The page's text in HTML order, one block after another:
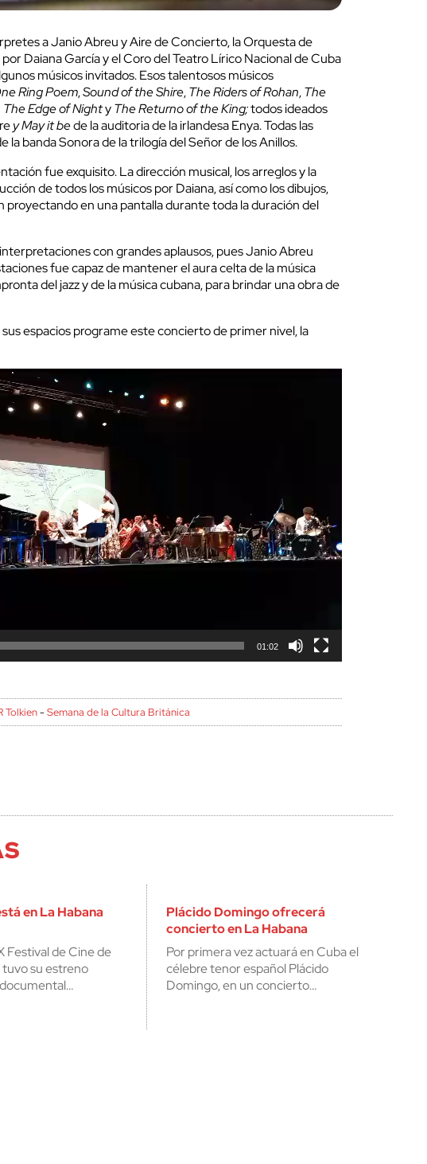
cerrar
a Janio Abreu y Aire de Concierto, la Orquesta de
Daiana García y el Coro del Teatro Lírico Nacional de Cuba
músicos invitados. Esos talentosos músicos
Ring Poem,Sound of the Shire,The Riders of Rohan,The
The Edge of NightyThe Returno of the King;todos ideados
y May it bede la auditoria de la irlandesa Enya. Todas las
banda Sonora de la trilogía del Señor de los Anillos.
fue exquisito. La dirección musical, los arreglos y la
de todos los músicos por Daiana, así como los dibujos,
proyectando en una pantalla durante toda la duración del
con grandes aplausos, pues Janio Abreu
fue capaz de mantener el aura celta de la música
del jazz y de la música cubana, para brindar una obra de
espacios programe este concierto de primer nivel, la
01:02
Tolkien-Semana de la Cultura Británica
en La Habana
Festival de Cine de
tuvo su estreno
Plácido Domingo ofrecerá
concierto en La Habana
Por primera vez actuará en Cuba el
célebre tenor español Plácido
Domingo, en un concierto…